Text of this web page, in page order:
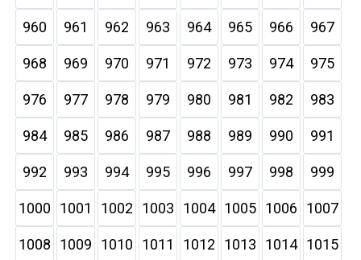
960 961 962 963 964 965 966 967
968 969 970 971 972 973 974 975
976 977 978 979 980 981 982 983
984 985 986 987 988 989 990 991
992 993 994 995 996 997 998 999
1000 1001 1002 1003 1004 1005 1006 1007
1008 1009 1010 1011 1012 1013 1014 1015